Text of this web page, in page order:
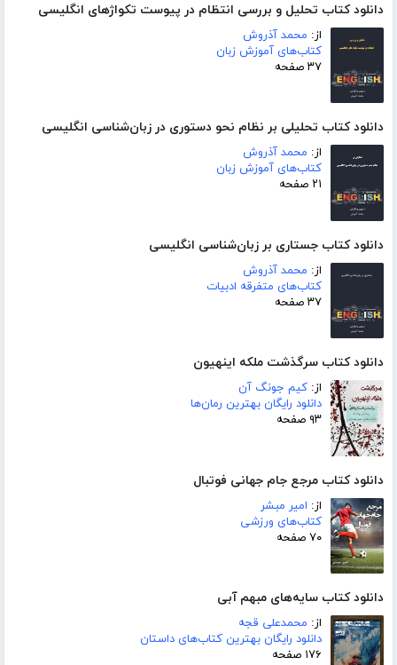
دانلود کتاب تحلیل و بررسی انتظام در پیوست تکواژهای انگلیسی
از: محمد آذروش
کتاب‌های آموزش زبان
۳۷ صفحه
دانلود کتاب تحلیلی بر نظام نحو دستوری در زبان‌شناسی انگلیسی
از: محمد آذروش
کتاب‌های آموزش زبان
۲۱ صفحه
دانلود کتاب جستاری بر زبان‌شناسی انگلیسی
از: محمد آذروش
کتاب‌های متفرقه ادبیات
۳۷ صفحه
دانلود کتاب سرگذشت ملکه اینهیون
از: کیم جونگ آن
دانلود رایگان بهترین رمان‌ها
۹۳ صفحه
دانلود کتاب مرجع جام جهانی فوتبال
از: امیر مبشر
کتاب‌های ورزشی
۷۰ صفحه
دانلود کتاب سایه‌های مبهم آبی
از: محمدعلی قجه
دانلود رایگان بهترین کتاب‌های داستان
۱۷۶ صفحه